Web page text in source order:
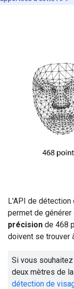
L'API de
permet de générer
précision de 468
doivent se trouver
Si vous
deux mètres de
détection de